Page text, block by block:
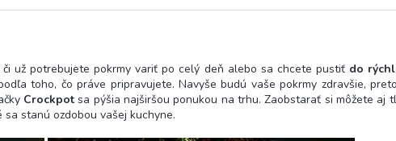
či už potrebujete pokrmy variť po celý deň alebo sa chcete pustiť do
toho, čo práve pripravujete. Navyše budú vaše pokrmy zdravšie,
Crockpot sa pýšia najširšou ponukou na trhu. Zaobstarať si môžete aj
stanú ozdobou vašej kuchyne.